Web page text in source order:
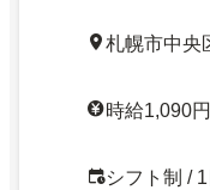
札幌市中央
時給1,090
シフト制 /